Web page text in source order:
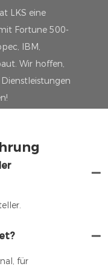
LKS eine
Fortune 500-
IBM,
Wir hoffen,
für